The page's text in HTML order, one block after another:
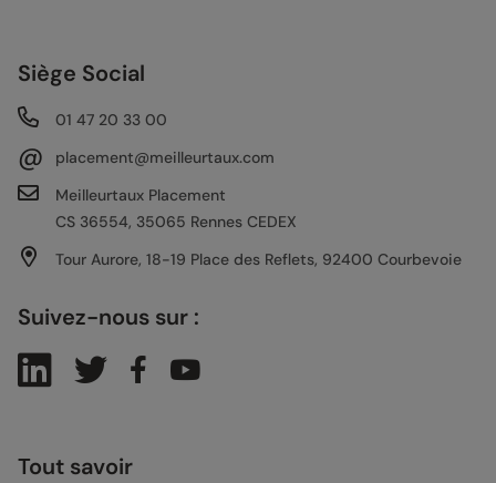
Siège Social
01 47 20 33 00
@
placement@meilleurtaux.com
Meilleurtaux Placement
CS 36554, 35065 Rennes CEDEX
Tour Aurore, 18-19 Place des Reflets, 92400 Courbevoie
Suivez-nous sur :
Tout savoir